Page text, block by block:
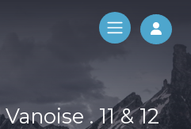
Log
. 11 & 12